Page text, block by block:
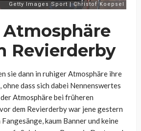
Revierderby
sie dann in ruhiger Atmosphäre ihre
dass sich dabei Nennenswertes
Atmosphäre bei früheren
dem Revierderby war jene gestern
kaum Banner und keine